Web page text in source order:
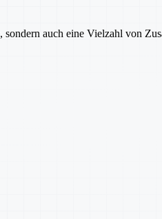
auch eine Vielzahl von